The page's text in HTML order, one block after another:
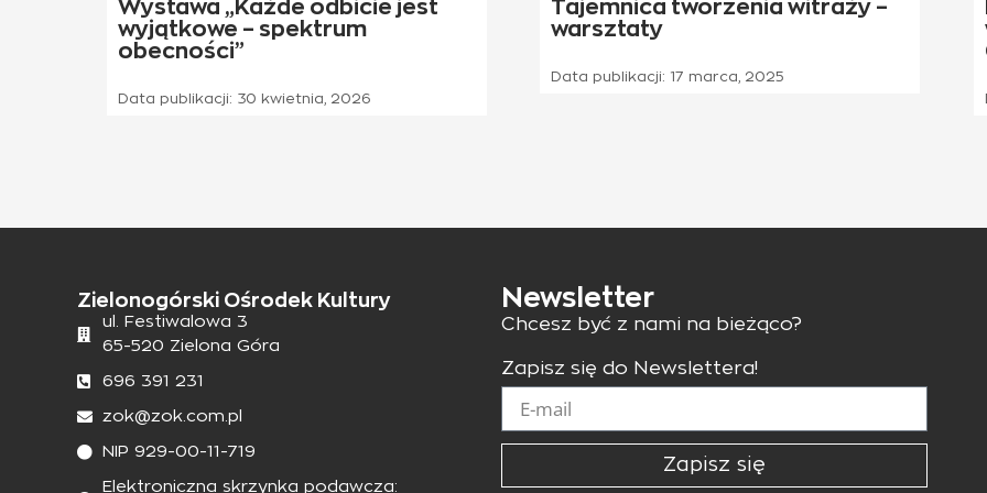
Wystawa „Każde odbicie jest
wyjątkowe – spektrum
obecności”
Data publikacji: 30 kwietnia, 2026
Tajemnica tworzenia witraży –
warsztaty
Data publikacji: 17 marca, 2025
Zielonogórski Ośrodek Kultury
ul. Festiwalowa 3
65-520 Zielona Góra
696 391 231
zok@zok.com.pl
NIP 929-00-11-719
Elektroniczna skrzynka podawcza:
Newsletter
Chcesz być z nami na bieżąco?
Zapisz się do Newslettera!
Zapisz się